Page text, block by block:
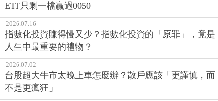
ETF只剩一檔贏過0050
2026.07.16
指數化投資賺得慢又少？指數化投資的「原罪」，竟是
人生中最重要的禮物？
2026.07.02
台股超大牛市太晚上車怎麼辦？散戶應該「更謹慎，而
不是更瘋狂」